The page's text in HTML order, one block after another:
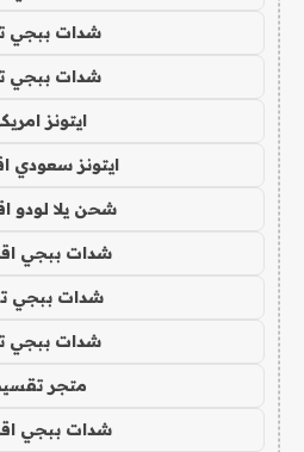
شدات ببجي
شدات ببجي
ايتونز
ايتونز سعودي
شحن يلا لودو
شدات ببجي
شدات ببجي
شدات ببجي
متجر
شدات ببجي